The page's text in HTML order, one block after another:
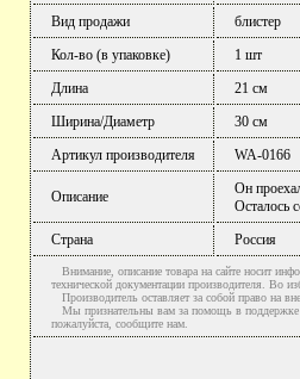
Вид продажи
блистер
Кол-во (в упаковке)
1 шт
Длина
21 см
Ширина/Диаметр
30 см
Артикул производителя
WA-0166
Описание
Он
Осталось
Страна
Россия
Внимание, описание товара на сайте носит
технической документации производителя. Во
Производитель оставляет за собой право на
Мы признательны вам за помощь в поддержке
пожалуйста, сообщите нам.